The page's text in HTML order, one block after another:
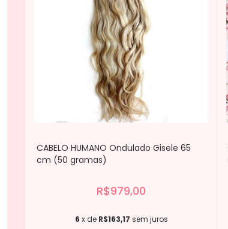
CABELO HUMANO Ondulado Gisele 65
cm (50 gramas)
R$979,00
6 x de R$163,17 sem juros